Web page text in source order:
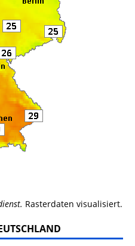
Rasterdaten visualisiert.